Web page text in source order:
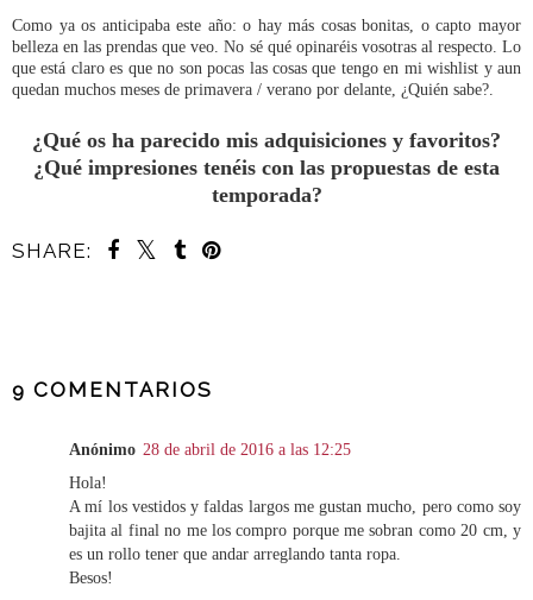
Como ya os anticipaba este año: o hay más cosas bonitas, o capto mayor
belleza en las prendas que veo. No sé qué opinaréis vosotras al respecto. Lo
que está claro es que no son pocas las cosas que tengo en mi wishlist y aun
quedan muchos meses de primavera / verano por delante, ¿Quién sabe?.
¿Qué os ha parecido mis adquisiciones y favoritos?
¿Qué impresiones tenéis con las propuestas de esta
temporada?
SHARE:
9 COMENTARIOS
Anónimo 28 de abril de 2016 a las 12:25
Hola!
A mí los vestidos y faldas largos me gustan mucho, pero como soy
bajita al final no me los compro porque me sobran como 20 cm, y
es un rollo tener que andar arreglando tanta ropa.
Besos!